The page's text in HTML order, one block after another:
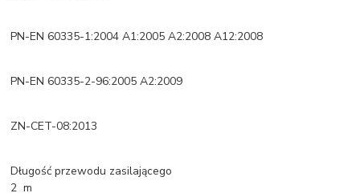
PN-EN 60335-1:2004 A1:2005 A2:2008 A12:2008
PN-EN 60335-2-96:2005 A2:2009
ZN-CET-08:2013
Długość przewodu zasilającego
2 m